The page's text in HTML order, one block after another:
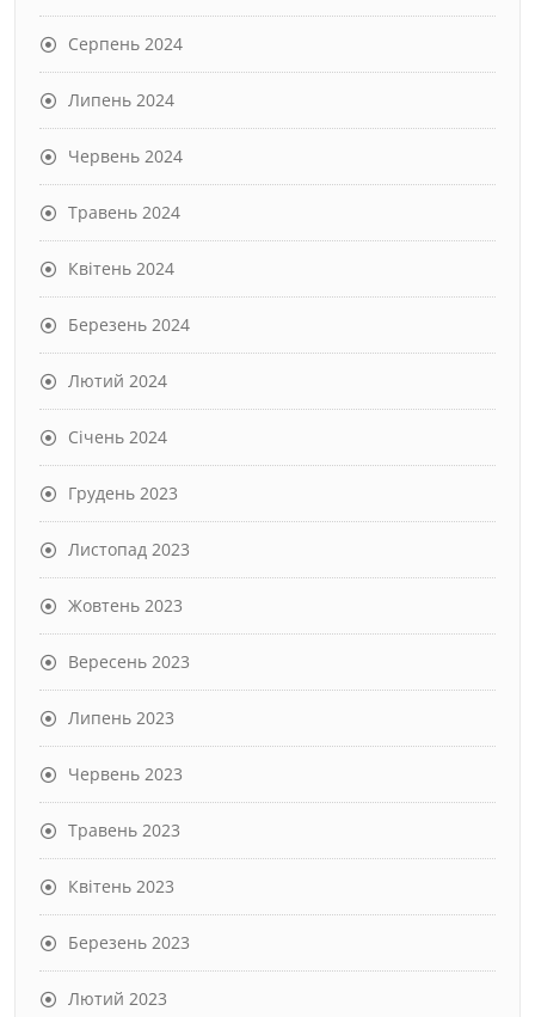
Серпень 2024
Липень 2024
Червень 2024
Травень 2024
Квітень 2024
Березень 2024
Лютий 2024
Січень 2024
Грудень 2023
Листопад 2023
Жовтень 2023
Вересень 2023
Липень 2023
Червень 2023
Травень 2023
Квітень 2023
Березень 2023
Лютий 2023